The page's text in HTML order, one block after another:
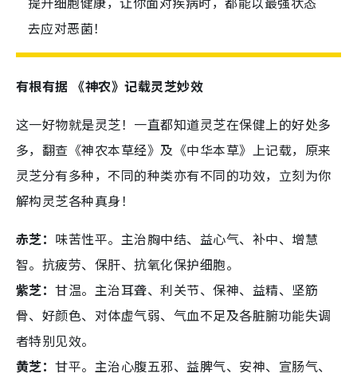
去应对恶菌！
有根有据 《神农》记载灵芝妙效
这一好物就是灵芝！一直都知道灵芝在保健上的好处多
多，翻查《神农本草经》及《中华本草》上记载，原来
灵芝分有多种，不同的种类亦有不同的功效，立刻为你
解构灵芝各种真身！
赤芝： 味苦性平。主治胸中结、益心气、补中、增慧
智。抗疲劳、保肝、抗氧化保护细胞。
紫芝：甘温。主治耳聋、利关节、保神、益精、坚筋
骨、好颜色、对体虚气弱、气血不足及各脏腑功能失调
者特别见效。
黄芝：甘平。主治心腹五邪、益脾气、安神、宣肠气、